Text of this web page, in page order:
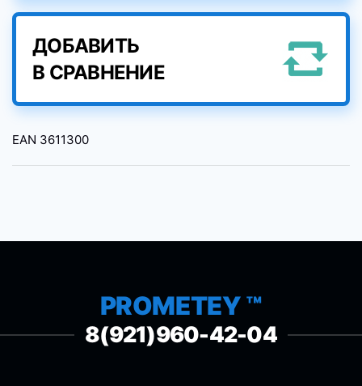
ДОБАВИТЬ
В СРАВНЕНИЕ
EAN 3611300
PROMETEY ™
8(921)960-42-04